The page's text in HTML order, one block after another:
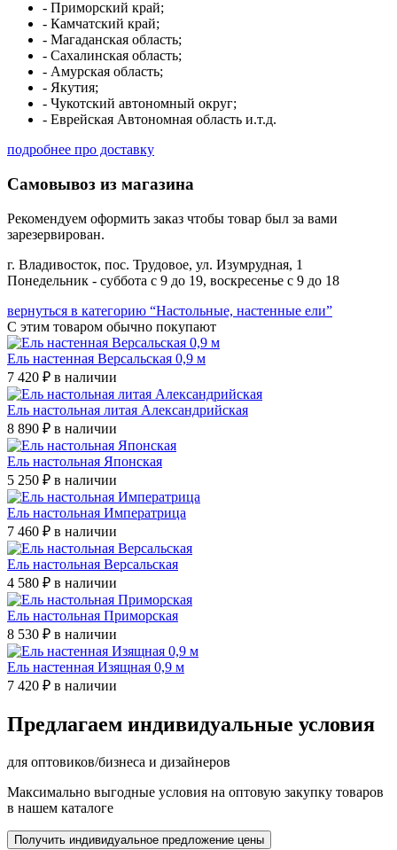
- Приморский край;
- Камчатский край;
- Магаданская область;
- Сахалинская область;
- Амурская область;
- Якутия;
- Чукотский автономный округ;
- Еврейская Автономная область и.т.д.
подробнее про доставку
Самовывоз из магазина
Рекомендуем оформить заказ чтобы товар был за вами
зарезервирован.
г. Владивосток, пос. Трудовое, ул. Изумрудная, 1
Понедельник - суббота с 9 до 19, воскресенье с 9 до 18
вернуться в категорию “Настольные, настенные ели”
С этим товаром обычно покупают
Ель настенная Версальская 0,9 м
7 420 ₽ в наличии
Ель настольная литая Александрийская
8 890 ₽ в наличии
Ель настольная Японская
5 250 ₽ в наличии
Ель настольная Императрица
7 460 ₽ в наличии
Ель настольная Версальская
4 580 ₽ в наличии
Ель настольная Приморская
8 530 ₽ в наличии
Ель настенная Изящная 0,9 м
7 420 ₽ в наличии
Предлагаем индивидуальные условия
для оптовиков/бизнеса и дизайнеров
Максимально выгодные условия на оптовую закупку товаров
в нашем каталоге
Получить индивидуальное предложение цены